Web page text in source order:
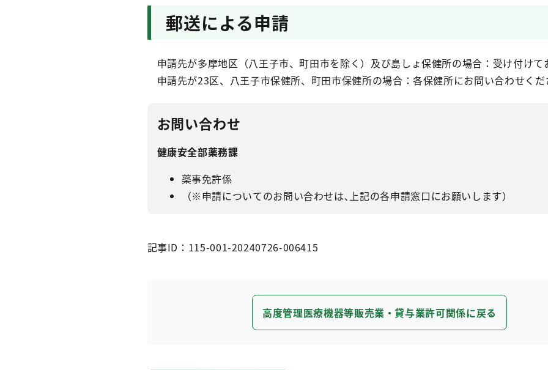
郵送による申請
申請先が多摩地区（八王子市、町田市を除く）及び島しょ保健所の場合：受け付けて
申請先が23区、八王子市保健所、町田市保健所の場合：各保健所にお問い合わせく
お問い合わせ
健康安全部薬務課
薬事免許係
（※申請についてのお問い合わせは､上記の各申請窓口にお願いします）
記事ID：115-001-20240726-006415
高度管理医療機器等販売業・貸与業許可関係に戻る